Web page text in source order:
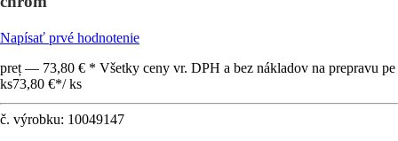
Napísať prvé hodnotenie
preț — 73,80 € * Všetky ceny vr. DPH a bez nákladov na prepravu pe
ks73,80 €*/ ks
č. výrobku: 10049147